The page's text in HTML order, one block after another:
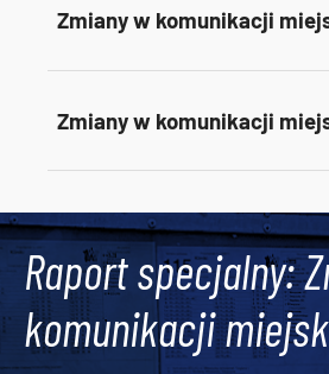
Zmiany w komunikacji
Zmiany w komunikacji
Raport specjalny:
komunikacji